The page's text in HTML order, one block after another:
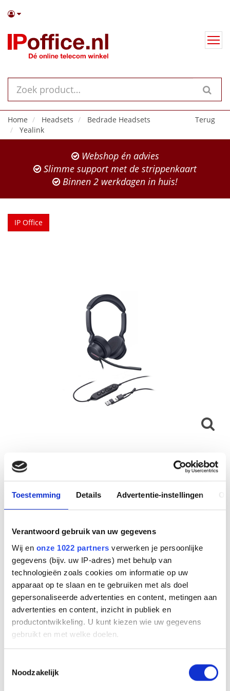
Toestemming Details Advertentie-instellingen
Verantwoord gebruik van uw gegevens
Wij en onze 1022 partners verwerken je persoonlijke
gegevens (bijv. uw IP-adres) met behulp van
technologieën zoals cookies om informatie op uw
apparaat op te slaan en te gebruiken met als doel
gepersonaliseerde advertenties en content, metingen aan
advertenties en content, inzicht in publiek en
productontwikkeling. U kunt kiezen wie uw gegevens
gebruikt en met welke doelen.
Informatie verzamelen over uw geografische
Noodzakelijk
Terug
Home Headsets
Bedrade Headsets
Yealink
Webshop én advies
Slimme support met de strippenkaart
Binnen 2 werkdagen in huis!
IP Office
UH46 Dual Teams USB-C/A
Productnummer
EAN code
6938818322561
Bruto advies prijs
€ 89,00 (€ 107,69 incl.btw)
€44,50 (€ 53, 85 incl.btw)
Beschrijving